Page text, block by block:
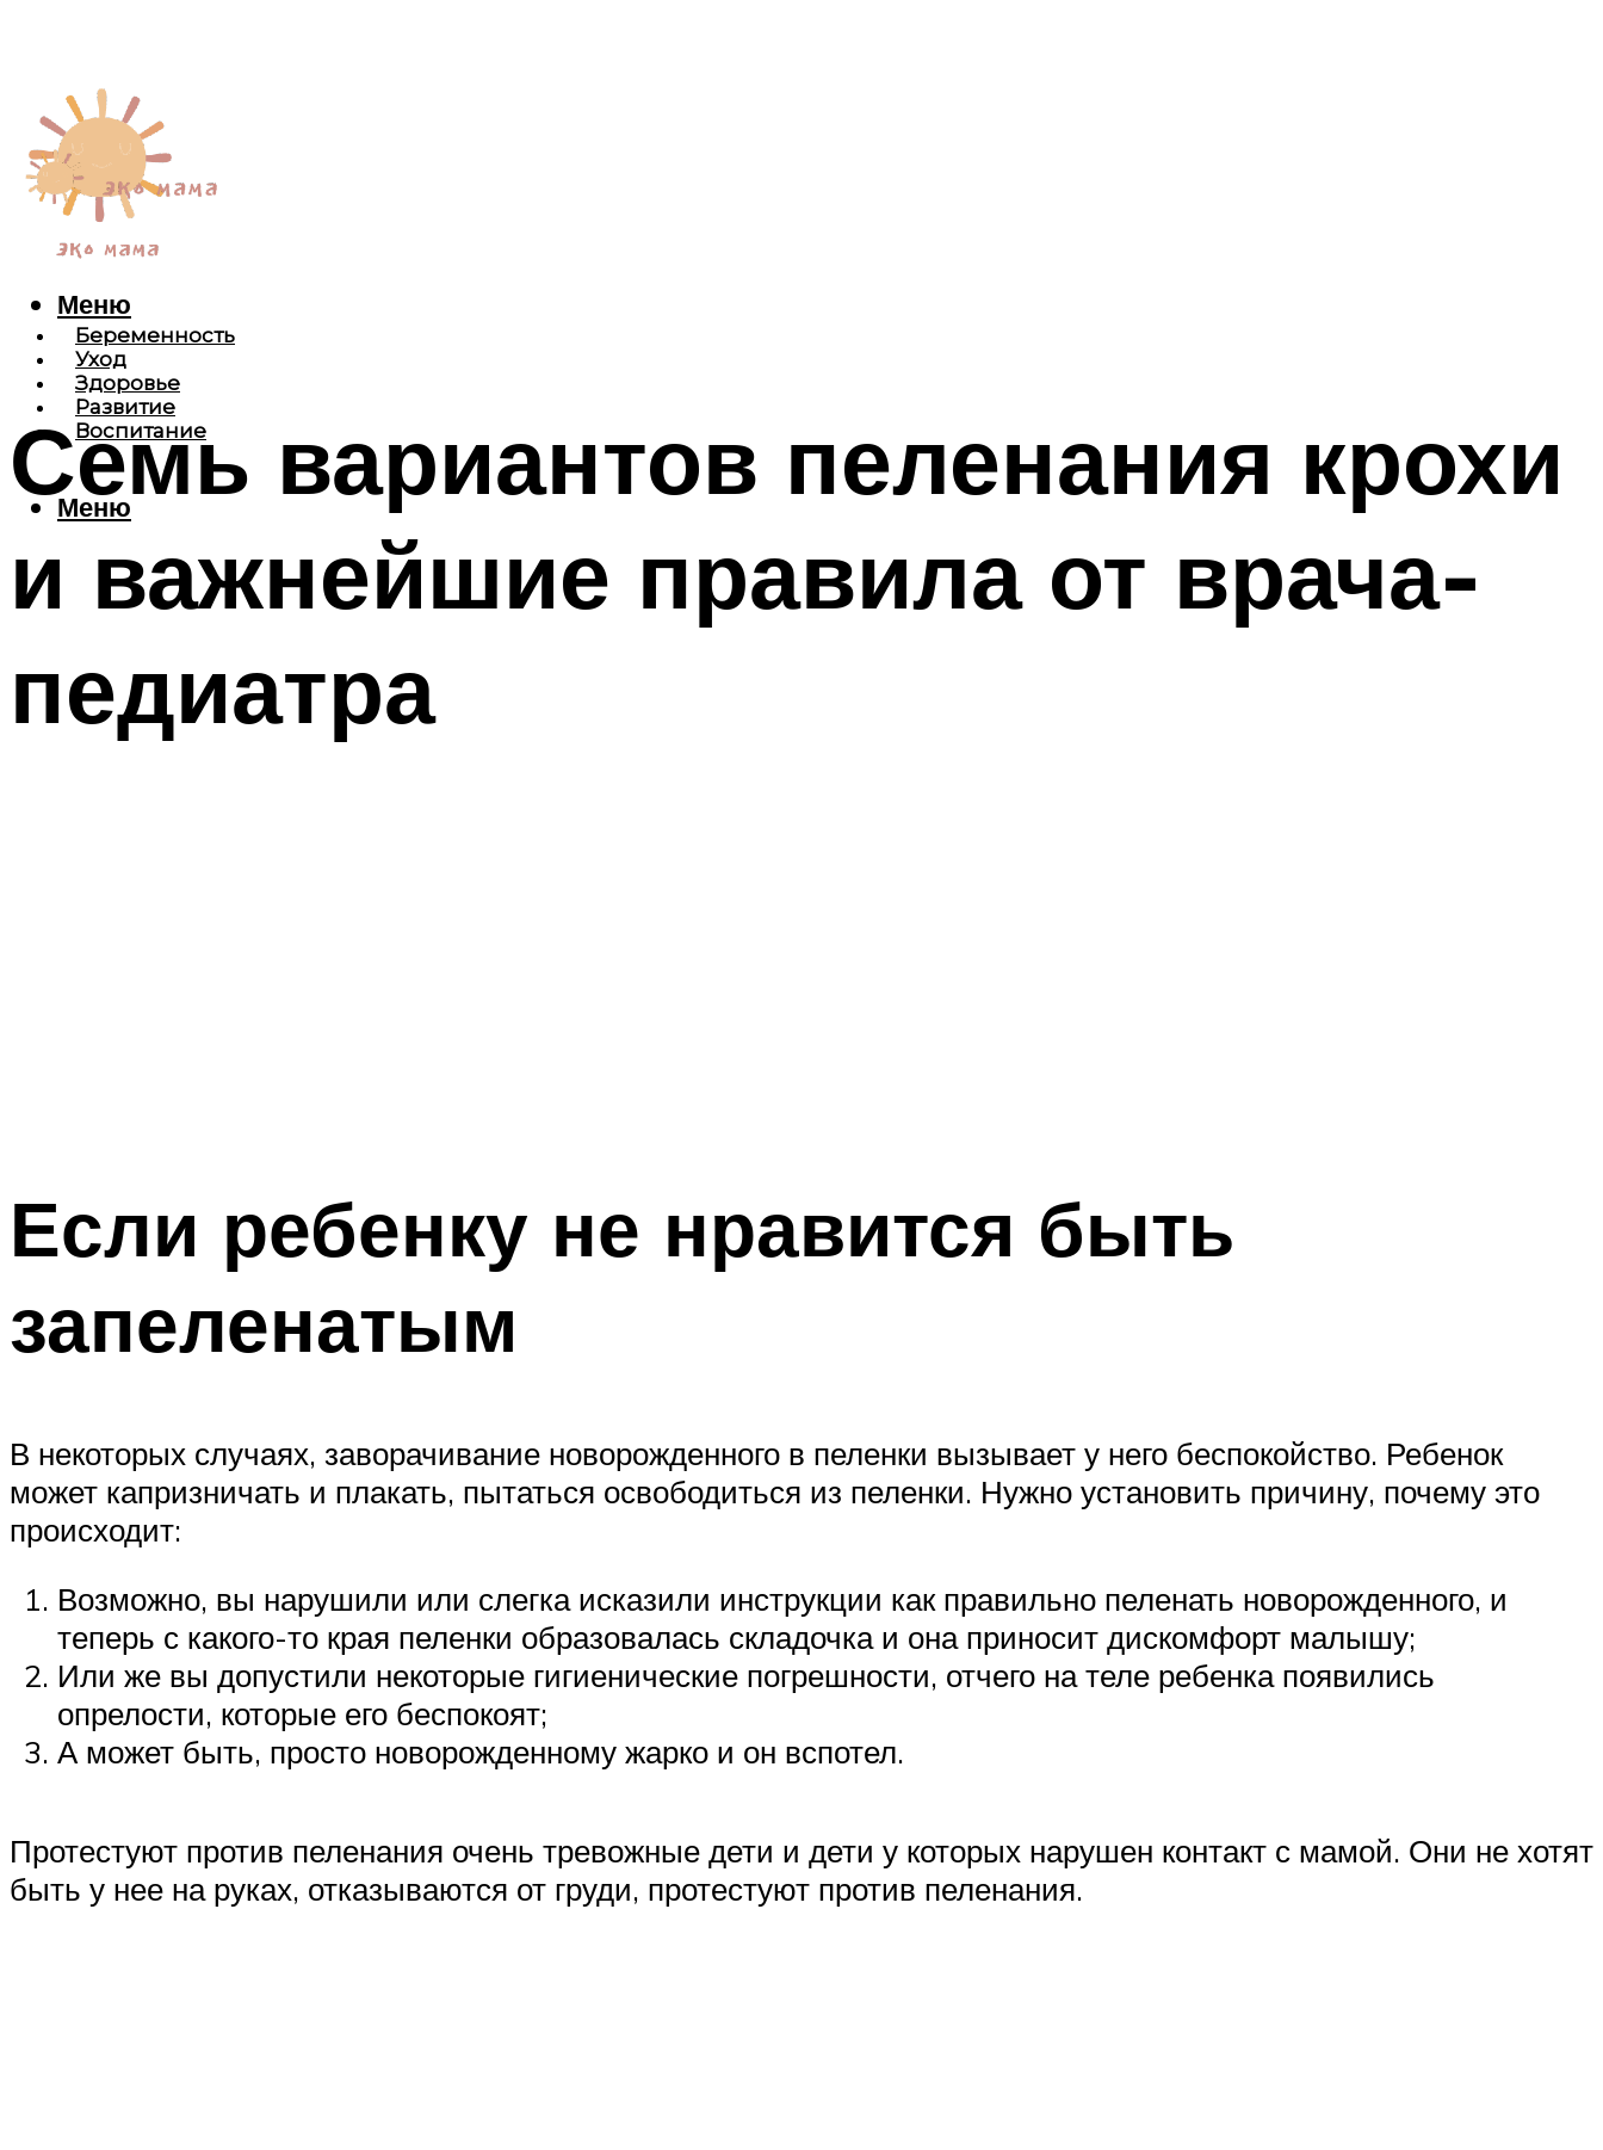
Беременность
Уход
Здоровье
Развитие
Воспитание
Меню
Меню
Семь вариантов пеленания крохи
и важнейшие правила от врача-
педиатра
Если ребенку не нравится быть
запеленатым
В некоторых случаях, заворачивание новорожденного в пеленки вызывает у него беспокойство. Ребенок
может капризничать и плакать, пытаться освободиться из пеленки. Нужно установить причину, почему это
происходит:
Возможно, вы нарушили или слегка исказили инструкции как правильно пеленать новорожденного, и
теперь с какого-то края пеленки образовалась складочка и она приносит дискомфорт малышу;
Или же вы допустили некоторые гигиенические погрешности, отчего на теле ребенка появились
опрелости, которые его беспокоят;
А может быть, просто новорожденному жарко и он вспотел.
Протестуют против пеленания очень тревожные дети и дети у которых нарушен контакт с мамой. Они не хотят
быть у нее на руках, отказываются от груди, протестуют против пеленания.